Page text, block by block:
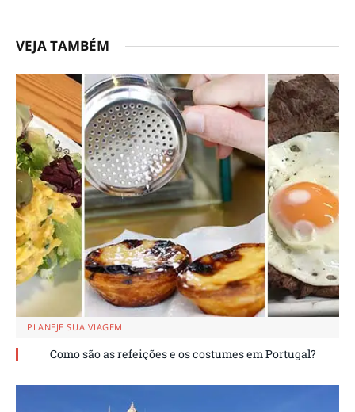
VEJA TAMBÉM
PLANEJE SUA VIAGEM
Como são as refeições e os costumes em Portugal?